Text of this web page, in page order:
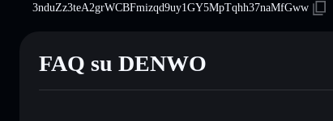
3nduZz3teA2grWCBFmizqd9uy1GY5MpTqhh37naMfGww
FAQ su DENWO